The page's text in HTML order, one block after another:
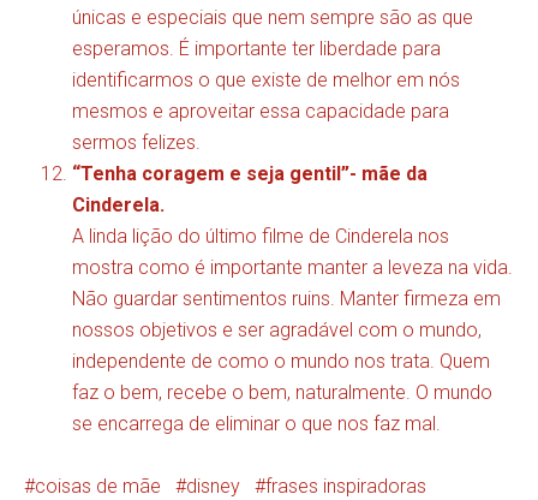
únicas e especiais que nem sempre são as que
esperamos. É importante ter liberdade para
identificarmos o que existe de melhor em nós
mesmos e aproveitar essa capacidade para
sermos felizes.
“Tenha coragem e seja gentil”- mãe da
Cinderela.
A linda lição do último filme de Cinderela nos
mostra como é importante manter a leveza na vida.
Não guardar sentimentos ruins. Manter firmeza em
nossos objetivos e ser agradável com o mundo,
independente de como o mundo nos trata. Quem
faz o bem, recebe o bem, naturalmente. O mundo
se encarrega de eliminar o que nos faz mal.
coisas de mãe disney
frases inspiradoras